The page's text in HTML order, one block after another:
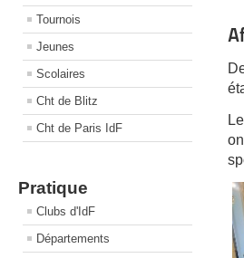
Tournois
Jeunes
Scolaires
Cht de Blitz
Cht de Paris IdF
Pratique
Clubs d'IdF
Départements